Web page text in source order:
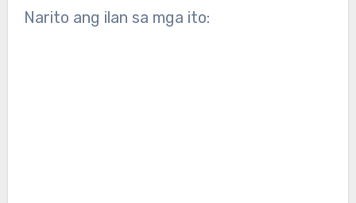
Narito ang ilan sa mga ito: